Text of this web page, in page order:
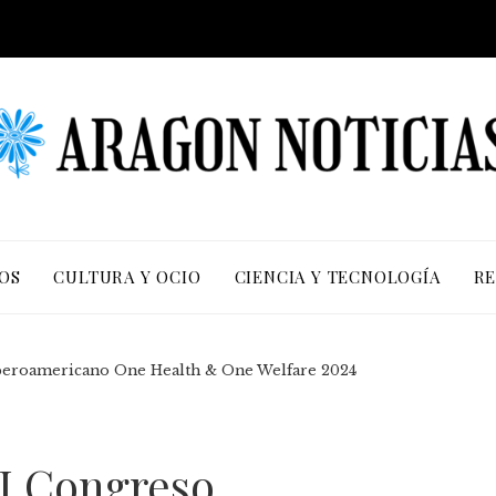
CULTURA Y OCIO CIENCIA Y TECNOLOGÍA
One Health & One Welfare 2024